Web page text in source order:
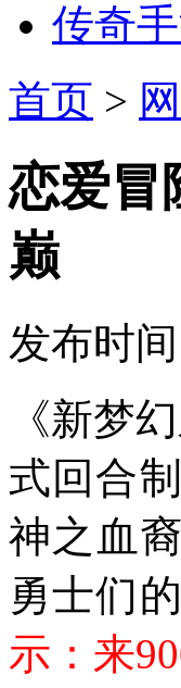
传奇
首页 >
恋爱冒
巅
发布时
《新梦
式回合
神之血
勇士们
示：来